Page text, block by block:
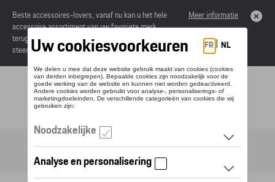
Beste accessoires-lovers, vanaf nu kan u het hele
accessoire assortiment van uw favoriete merk
terugvinden in de online catalogus. Deze kunnen
steeds besteld worden via uw dealer.
Meer informatie
Toggle navigation